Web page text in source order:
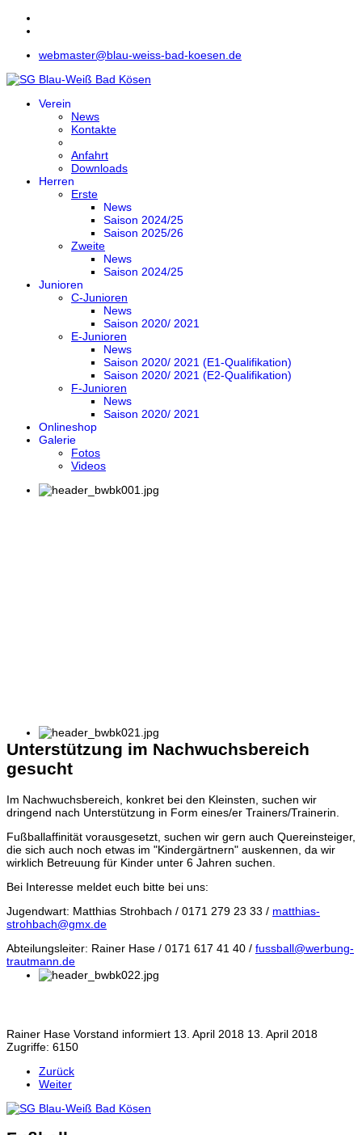
webmaster@blau-weiss-bad-koesen.de
Verein
News
Kontakte
Anfahrt
Downloads
Herren
Erste
News
Saison 2024/25
Saison 2025/26
Zweite
News
Saison 2024/25
Junioren
C-Junioren
News
Saison 2020/ 2021
E-Junioren
News
Saison 2020/ 2021 (E1-Qualifikation)
Saison 2020/ 2021 (E2-Qualifikation)
F-Junioren
News
Saison 2020/ 2021
Onlineshop
Galerie
Fotos
Videos
Unterstützung im Nachwuchsbereich
gesucht
Im Nachwuchsbereich, konkret bei den Kleinsten, suchen wir
dringend nach Unterstützung in Form eines/er Trainers/Trainerin.
Fußballaffinität vorausgesetzt, suchen wir gern auch Quereinsteiger,
die sich auch noch etwas im "Kindergärtnern" auskennen, da wir
wirklich Betreuung für Kinder unter 6 Jahren suchen.
Bei Interesse meldet euch bitte bei uns:
Jugendwart: Matthias Strohbach / 0171 279 23 33 / matthias-
strohbach@gmx.de
Abteilungsleiter: Rainer Hase / 0171 617 41 40 / fussball@werbung-
trautmann.de
Rainer Hase Vorstand informiert 13. April 2018 13. April 2018
Zugriffe: 6150
Zurück
Weiter